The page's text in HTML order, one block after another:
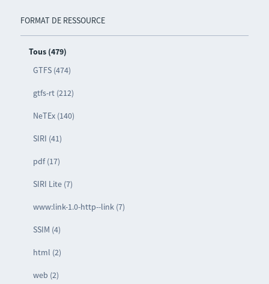
FORMAT DE RESSOURCE
Tous (479)
GTFS (474)
gtfs-rt (212)
NeTEx (140)
SIRI (41)
pdf (17)
SIRI Lite (7)
www:link-1.0-http--link (7)
SSIM (4)
html (2)
web (2)